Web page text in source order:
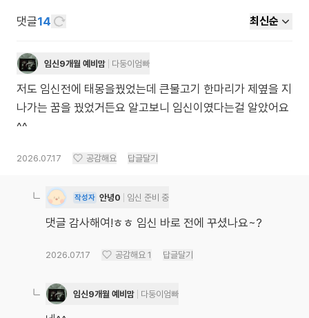
댓글14 최신순
임신9개월 예비맘 다둥이엄빠
저도 임신전에 태몽을꿨었는데 큰물고기 한마리가 제옆을 지
나가는 꿈을 꿨었거든요 알고보니 임신이였다는걸 알았어요
^^
2026.07.17 공감해요 답글달기
작성자 안녕0 임신 준비 중
댓글 감사해여!ㅎㅎ 임신 바로 전에 꾸셨나요~?
2026.07.17 공감해요 1 답글달기
임신9개월 예비맘 다둥이엄빠